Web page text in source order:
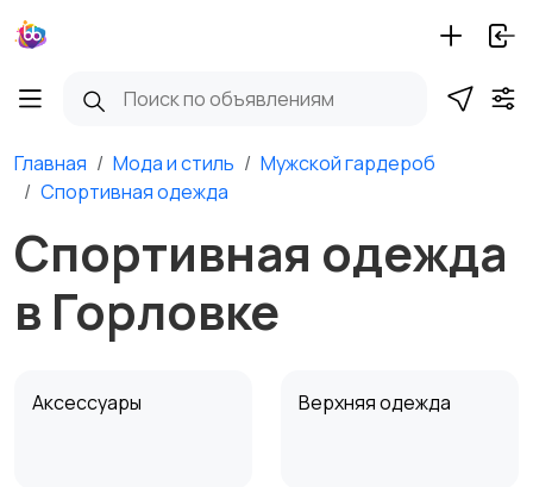
Главная Мода и стиль
Мужской гардероб
Спортивная одежда
Спортивная одежда
в Горловке
Аксессуары Верхняя одежда